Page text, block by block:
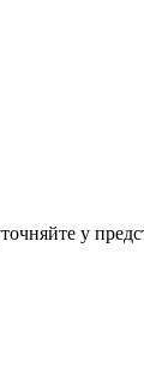
у